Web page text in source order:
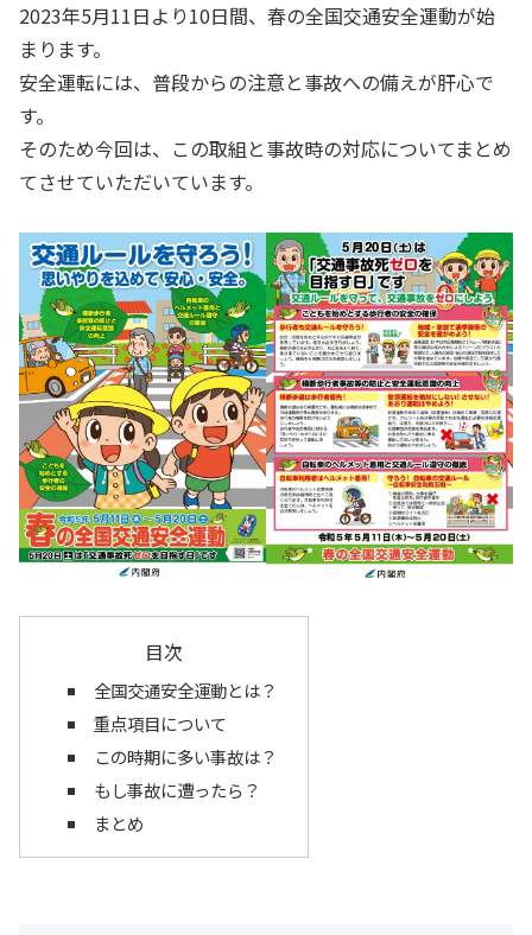
2023年5月11日より10日間、春の全国交通安全運動が始
まります。
安全運転には、普段からの注意と事故への備えが肝心で
す。
そのため今回は、この取組と事故時の対応についてまとめ
てさせていただいています。
目次
全国交通安全運動とは？
重点項目について
この時期に多い事故は？
もし事故に遭ったら？
まとめ